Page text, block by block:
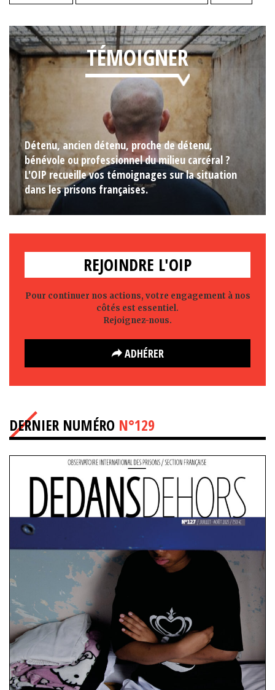
TÉMOIGNER
Détenu, ancien détenu, proche de détenu,
bénévole ou professionnel du milieu carcéral ?
L'OIP recueille vos témoignages sur la situation
dans les prisons françaises.
REJOINDRE L'OIP
Pour continuer nos actions, votre engagement à nos
côtés est essentiel.
Rejoignez-nous.
ADHÉRER
DERNIER NUMÉRO N°129